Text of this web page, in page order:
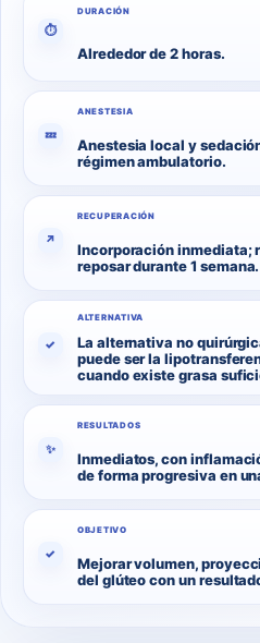
⏱
DURACIÓN
Alrededor de 2 horas.
💤
ANESTESIA
Anestesia local y
régimen ambulatorio.
↗
RECUPERACIÓN
Incorporación inmediata;
reposar durante 1 semana.
✓
ALTERNATIVA
La alternativa no
puede ser la
cuando existe grasa
✨
RESULTADOS
Inmediatos, con
de forma progresiva en
✓
OBJETIVO
Mejorar volumen,
del glúteo con un